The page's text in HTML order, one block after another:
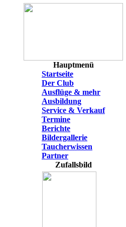
Hauptmenü
Startseite
Der Club
Ausflüge & mehr
Ausbildung
Service & Verkauf
Termine
Berichte
Bildergallerie
Taucherwissen
Partner
Zufallsbild